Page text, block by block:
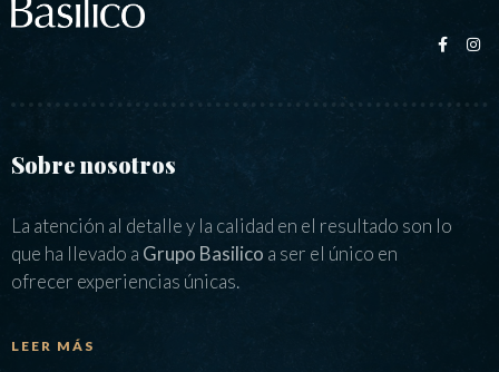
Sobre nosotros
La atención al detalle y la calidad en el resultado son lo
que ha llevado a Grupo Basilico a ser el único en
ofrecer experiencias únicas.
LEER MÁS